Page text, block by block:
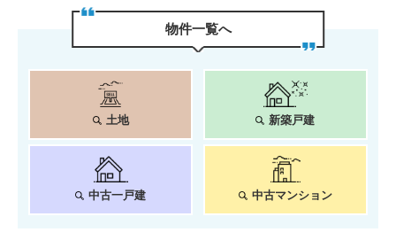
物件⼀覧へ
土地 新築戸建
中古一戸建 中古マンション